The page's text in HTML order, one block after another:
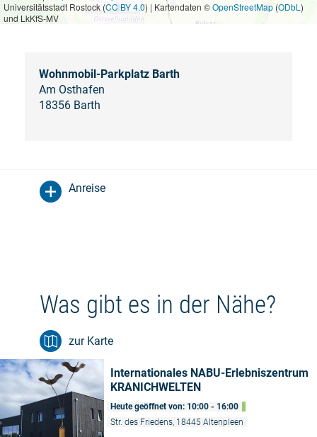
Universitätsstadt Rostock (CC BY 4.0) | Kartendaten ©OpenStreetMap (ODbL )
und LkKfS-MV
Wohnmobil-Parkplatz Barth
Am Osthafen
18356 Barth
Anreise
Was gibt es in der Nähe?
zur Karte
Internationales NABU-Erlebniszentrum
KRANICHWELTEN
Heute geöffnet von: 10:00 - 16:00
Str. des Friedens, 18445 Altenpleen